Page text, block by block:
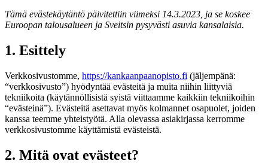
Tämä evästekäytäntö päivitettiin viimeksi 14.3.2023, ja se koskee
Euroopan talousalueen ja Sveitsin pysyvästi asuvia kansalaisia.
1. Esittely
Verkkosivustomme, https://kankaanpaanopisto.fi (jäljempänä:
“verkkosivusto”) hyödyntää evästeitä ja muita niihin liittyviä
tekniikoita (käytännöllisistä syistä viittaamme kaikkiin tekniikoihin
“evästeinä”). Evästeitä asettavat myös kolmannet osapuolet, joiden
kanssa teemme yhteistyötä. Alla olevassa asiakirjassa kerromme
verkkosivustomme käyttämistä evästeistä.
2. Mitä ovat evästeet?